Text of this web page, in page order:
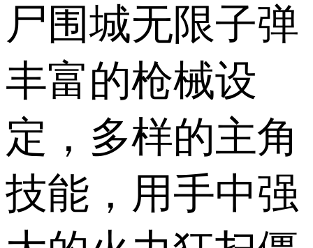
尸围城无限子弹
丰富的枪械设
定，多样的主角
技能，用手中强